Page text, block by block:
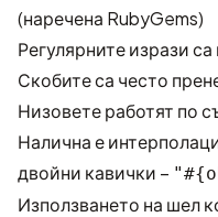
(наречена RubyGems)
Регулярните изрази
Скобите са често
Низовете работят по
Налична е
двойни кавички –
Използването на шел